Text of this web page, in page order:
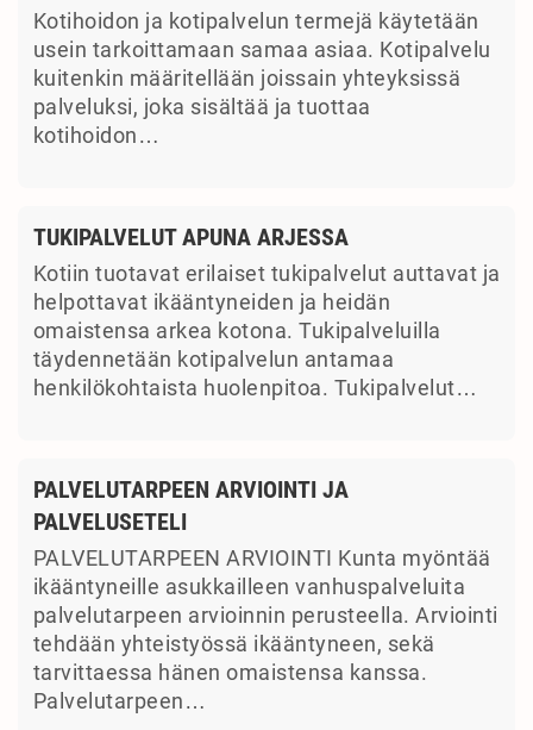
Kotihoidon ja kotipalvelun termejä käytetään
usein tarkoittamaan samaa asiaa. Kotipalvelu
kuitenkin määritellään joissain yhteyksissä
palveluksi, joka sisältää ja tuottaa
kotihoidon…
TUKIPALVELUT APUNA ARJESSA
Kotiin tuotavat erilaiset tukipalvelut auttavat ja
helpottavat ikääntyneiden ja heidän
omaistensa arkea kotona. Tukipalveluilla
täydennetään kotipalvelun antamaa
henkilökohtaista huolenpitoa. Tukipalvelut…
PALVELUTARPEEN ARVIOINTI JA
PALVELUSETELI
PALVELUTARPEEN ARVIOINTI Kunta myöntää
ikääntyneille asukkailleen vanhuspalveluita
palvelutarpeen arvioinnin perusteella. Arviointi
tehdään yhteistyössä ikääntyneen, sekä
tarvittaessa hänen omaistensa kanssa.
Palvelutarpeen…